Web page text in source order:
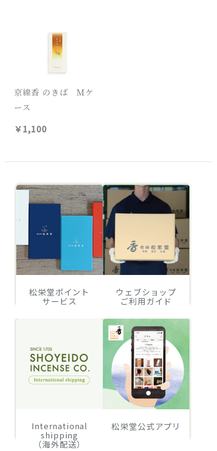
京線香 のきば Ｍケ
ース
￥1,100
松栄堂ポイント
サービス
ウェブショップ
ご利用ガイド
International
shipping
（海外配送）
松栄堂公式アプリ